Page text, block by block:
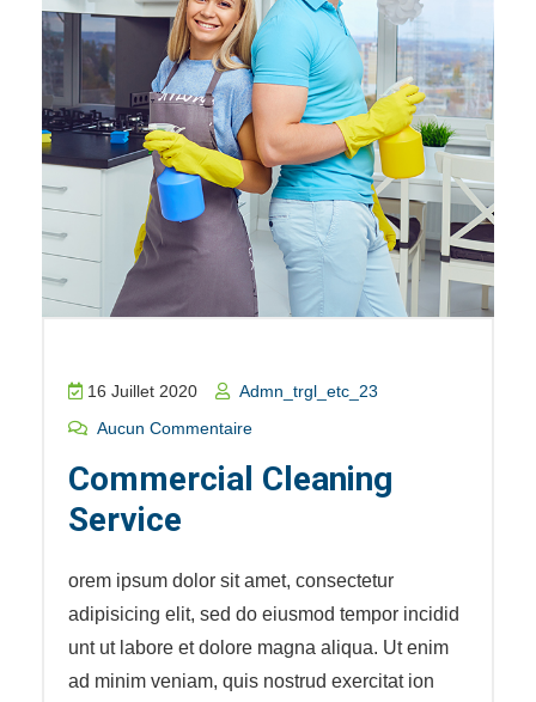
16 Juillet 2020
Admn_trgl_etc_23
Aucun Commentaire
Commercial Cleaning
Service
orem ipsum dolor sit amet, consectetur
adipisicing elit, sed do eiusmod tempor incidid
unt ut labore et dolore magna aliqua. Ut enim
ad minim veniam, quis nostrud exercitat ion